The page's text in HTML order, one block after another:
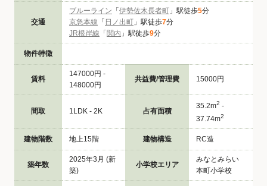
交通
ブルーライン 「 伊勢佐木長者町 」駅徒歩5分
京急本線 「 日ノ出町 」駅徒歩7分
JR根岸線 「 関内 」駅徒歩9分
物件特徴
賃料
147000円 -
148000円
共益費/管理費 15000円
間取 1LDK - 2K 占有面積
35.2m2 -
37.74m2
建物階数 地上15階 建物構造 RC造
築年数
2025年3月 (新
築)
小学校エリア
みなとみらい
本町小学校